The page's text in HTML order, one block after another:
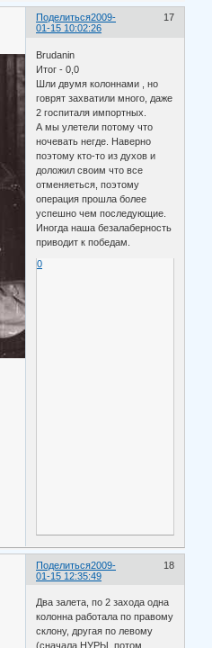
Поделиться 17
2009-
01-15 10:02:26
Brudanin
Итог - 0,0
Шли двумя колоннами , но
говрят захватили много, даже
2 госпиталя импортных.
А мы улетели потому что
ночевать негде. Наверно
поэтому кто-то из духов и
доложил своим что все
отменяеться, поэтому
операция прошла более
успешно чем последующие.
Иногда наша безалаберность
приводит к победам.
0
Поделиться 18
2009-
01-15 12:35:49
Два залета, по 2 захода одна
колонна работала по правому
склону, другая по левому
(сначала НУРЫ, потом